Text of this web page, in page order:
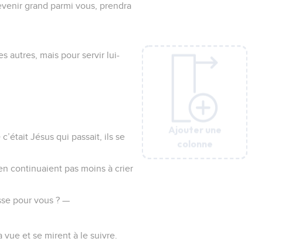
Ajouter une
colonne
grand parmi vous, prendra
autres, mais pour servir lui-
Jésus qui passait, ils se
continuaient pas moins à crier
pour vous ? —
et se mirent à le suivre.
Ajouter une
colonne
Ajouter une
colonne
Ajouter une
colonne
Ajouter une
colonne